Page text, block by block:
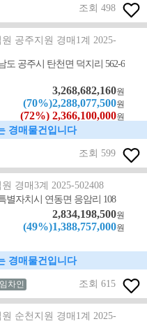
조회 498
공주지원 경매1계 2025-
도 공주시 탄천면 덕지리 562-6
3,268,682,160원
(70%)2,288,077,500원
(72%) 2,366,100,000원
경매물건입니다
조회 599
경매3계 2025-502408
별자치시 연동면 응암리 108
2,834,198,500원
(49%)1,388,757,000원
경매물건입니다
차인 조회 615
순천지원 경매1계 2025-